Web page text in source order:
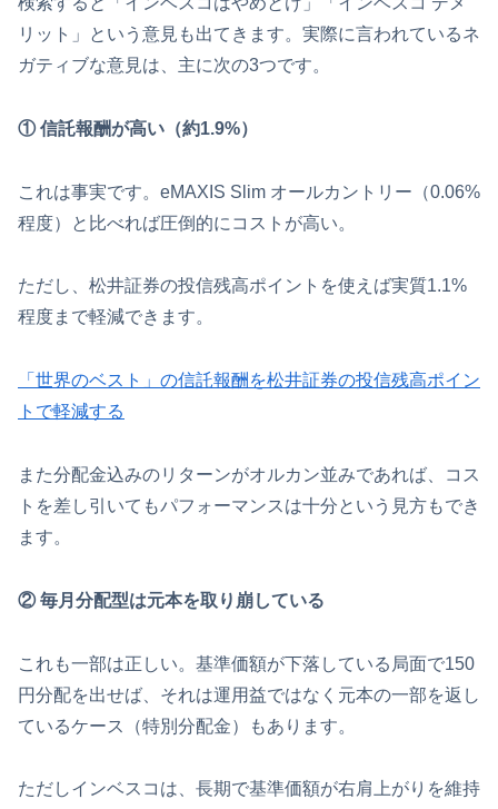
リット」という意見も出てきます。実際に言われているネ
ガティブな意見は、主に次の3つです。
① 信託報酬が高い（約1.9%）
これは事実です。eMAXIS Slim オールカントリー（0.06%
程度）と比べれば圧倒的にコストが高い。
ただし、松井証券の投信残高ポイントを使えば実質1.1%
程度まで軽減できます。
「世界のベスト」の信託報酬を松井証券の投信残高ポイン
トで軽減する
また分配金込みのリターンがオルカン並みであれば、コス
トを差し引いてもパフォーマンスは十分という見方もでき
ます。
② 毎月分配型は元本を取り崩している
これも一部は正しい。基準価額が下落している局面で150
円分配を出せば、それは運用益ではなく元本の一部を返し
ているケース（特別分配金）もあります。
ただしインベスコは、長期で基準価額が右肩上がりを維持